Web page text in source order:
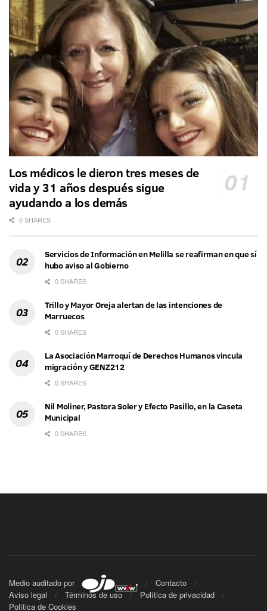
Los médicos le dieron tres meses de
vida y 31 años después sigue
ayudando a los demás
0 SHARES
Servicios de Información en Melilla se reafirman en que sí
hubo aviso al Gobierno
0 SHARES
Trillo y Mayor Oreja alertan de las intenciones de
Marruecos
0 SHARES
La Asociación Marroquí de Derechos Humanos vincula
migración y GENZ212
0 SHARES
Nil Moliner, Pastora Soler y Efecto Pasillo, en la Caseta
Municipal
0 SHARES
Medio auditado por
Contacto
Aviso legal
Términos de uso
Política de privacidad
Política de Cookies